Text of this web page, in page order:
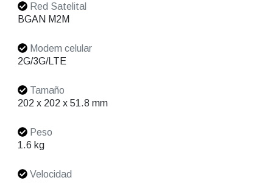
Red Satelital
BGAN M2M
Modem celular
2G/3G/LTE
Tamaño
202 x 202 x 51.8 mm
Peso
1.6 kg
Velocidad